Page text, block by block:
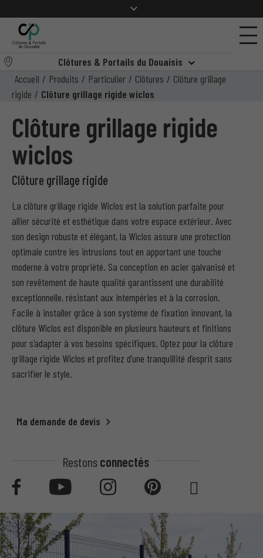
Clôtures & Portails du Douaisis
Accueil / Produits / Particulier / Clôtures / Clôture grillage
rigide / Clôture grillage rigide wiclos
Clôture grillage rigide
wiclos
Clôture grillage rigide
La clôture grillage rigide Wiclos est la solution parfaite pour
allier sécurité et esthétique dans votre espace extérieur. Avec
son design robuste et élégant, la Wiclos assure une protection
optimale contre les intrusions tout en apportant une touche
moderne à votre propriété. Sa conception en acier galvanisé et
son revêtement de haute qualité garantissent une durabilité
exceptionnelle, résistant aux intempéries et à la corrosion.
Facile à installer grâce à son système de fixation innovant, la
clôture Wiclos est disponible en plusieurs hauteurs et finitions
pour s’adapter à vos besoins spécifiques. Optez pour la clôture
grillage rigide Wiclos et profitez d’une tranquillité d’esprit sans
sacrifier le style.
Ma demande de devis
Restonsconnectés